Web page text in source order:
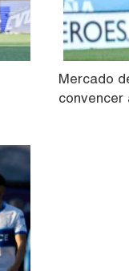
Mercado
convencer